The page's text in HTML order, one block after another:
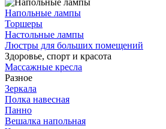
Напольные лампы
Торшеры
Настольные лампы
Люстры для больших помещений
Здоровье, спорт и красота
Массажные кресла
Разное
Зеркала
Полка навесная
Панно
Вешалка напольная